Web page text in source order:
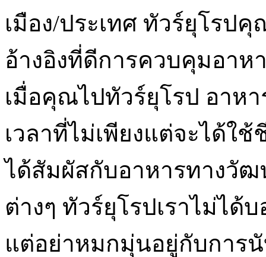
เมือง/ประเทศ ทัวร์ยุโรป
อ้างอิงที่ดีการควบคุมอาห
เมื่อคุณไปทัวร์ยุโรป อาห
เวลาที่ไม่เพียงแต่จะได้ใ
ได้สัมผัสกับอาหารทางวั
ต่างๆ ทัวร์ยุโรปเราไม่ไ
แต่อย่าหมกมุ่นอยู่กับการ